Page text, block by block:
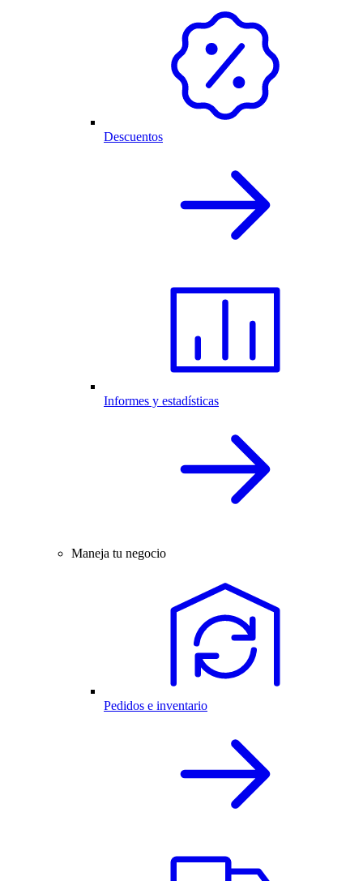
Descuentos
Informes y estadísticas
Maneja tu negocio
Pedidos e inventario